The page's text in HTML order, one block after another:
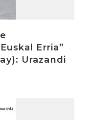
Erria”
Urazandi